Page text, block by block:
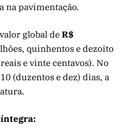
na pavimentação.
global deR$
quinhentos e dezoito
e vinte centavos). No
(duzentos e dez) dias, a
íntegra: